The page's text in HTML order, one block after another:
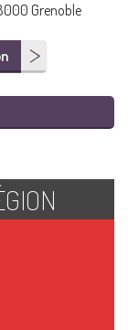
Grenoble